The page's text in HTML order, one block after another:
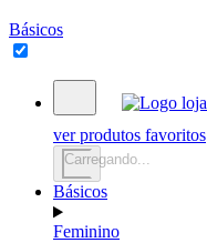
Básicos
ver produtos favoritos
Carregando...
Básicos
Feminino